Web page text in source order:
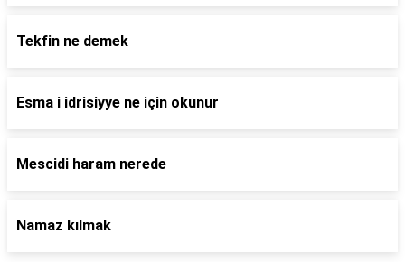
Tekfin ne demek
Esma i idrisiyye ne için okunur
Mescidi haram nerede
Namaz kılmak